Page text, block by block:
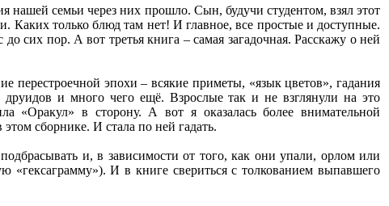
нашей семьи через них прошло. Сын, будучи студентом, взял этот
Каких только блюд там нет! И главное, все простые и доступные.
сих пор. А вот третья книга – самая загадочная. Расскажу о ней
перестроечной эпохи – всякие приметы, «язык цветов», гадания
и много чего ещё. Взрослые так и не взглянули на это
«Оракул» в сторону. А вот я оказалась более внимательной
сборнике. И стала по ней гадать.
и, в зависимости от того, как они упали, орлом или
И в книге свериться с толкованием выпавшего